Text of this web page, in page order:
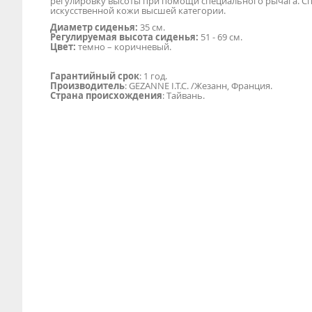
искусственной кожи высшей категории.
Диаметр сиденья: 35 см.
Регулируемая высота сиденья: 51 - 69 см.
Цвет: темно – коричневый.
Гарантийный срок: 1 год.
Производитель: GEZANNE I.T.C. /Жезанн, Франция.
Страна происхождения: Тайвань.